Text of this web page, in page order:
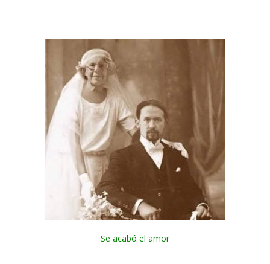
Se acabó el amor